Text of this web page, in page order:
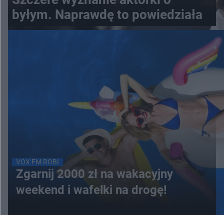
byłym. Naprawdę to powiedziała
VOX FM ROBI
Zgarnij 2000 zł na wakacyjny
weekend i wafelki na drogę!